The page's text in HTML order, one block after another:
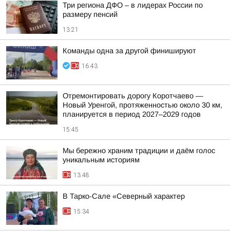
Три региона ДФО – в лидерах России по
размеру пенсий
13:21
Команды одна за другой финишируют
16:43
Отремонтировать дорогу Коротчаево —
Новый Уренгой, протяженностью около 30 км,
планируется в период 2027–2029 годов
15:45
Мы бережно храним традиции и даём голос
уникальным историям
13:48
В Тарко-Сале «Северный характер
15:34